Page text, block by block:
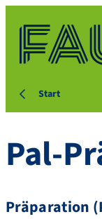
Start
Pal-
Präparation